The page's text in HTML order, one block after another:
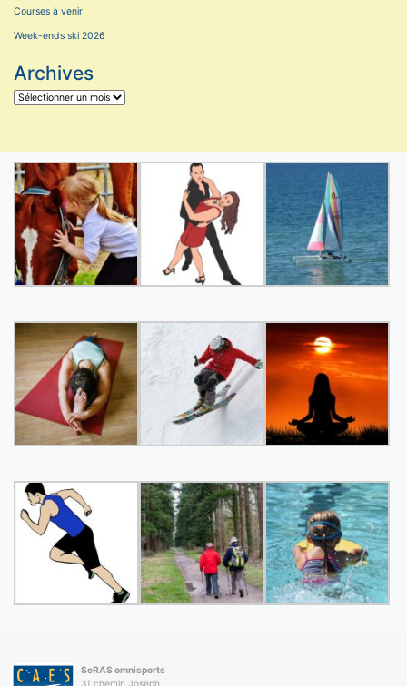
Courses à venir
Week-ends ski 2026
Archives
Archives
SeRAS omnisports
31 chemin Joseph